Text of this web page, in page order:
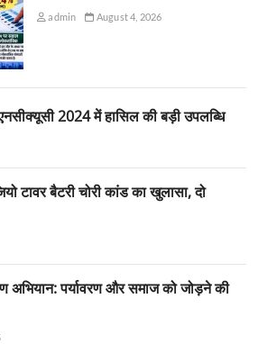
admin August 4, 2026
2024 में हासिल की बड़ी उपलब्धि
टावर बैटरी चोरी कांड का खुलासा, दो
अभियान: पर्यावरण और समाज को जोड़ने की